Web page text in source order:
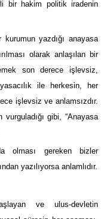
bir hakim politik iradenin
yazdığı anayasa
olarak anlaşılan bir
son derece işlevsiz,
ile herkesin, her
işlevsiz ve anlamsızdır.
vurguladığı gibi, “Anayasa
olması gereken bizler
yazılıyorsa anlamlıdır.
ve ulus-devletin